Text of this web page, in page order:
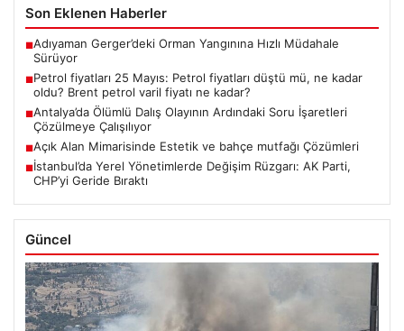
Son Eklenen Haberler
■Adıyaman Gerger’deki Orman Yangınına Hızlı Müdahale
Sürüyor
■Petrol fiyatları 25 Mayıs: Petrol fiyatları düştü mü, ne kadar
oldu? Brent petrol varil fiyatı ne kadar?
■Antalya’da Ölümlü Dalış Olayının Ardındaki Soru İşaretleri
Çözülmeye Çalışılıyor
■Açık Alan Mimarisinde Estetik ve bahçe mutfağı Çözümleri
■İstanbul’da Yerel Yönetimlerde Değişim Rüzgarı: AK Parti,
CHP’yi Geride Bıraktı
Güncel